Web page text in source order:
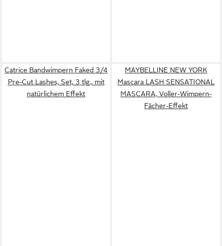
Catrice Bandwimpern Faked 3/4
Pre-Cut Lashes, Set, 3 tlg., mit
natürlichem Effekt
MAYBELLINE NEW YORK
Mascara LASH SENSATIONAL
MASCARA, Voller-Wimpern-
Fächer-Effekt